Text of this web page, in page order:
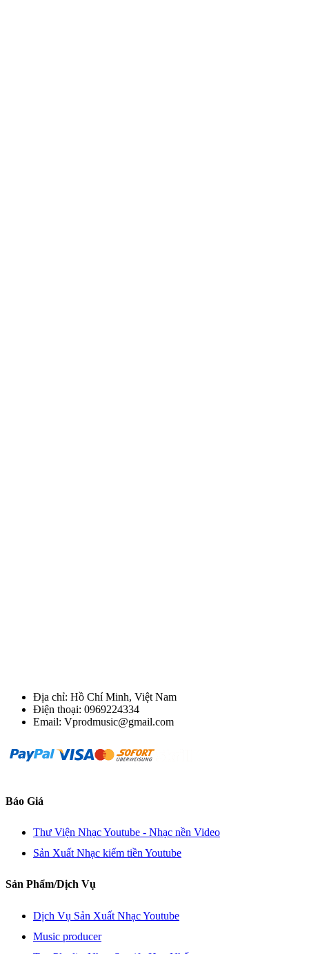
Địa chỉ: Hồ Chí Minh, Việt Nam
Điện thoại: 0969224334
Email: Vprodmusic@gmail.com
Báo Giá
Thư Viện Nhạc Youtube - Nhạc nền Video
Sản Xuất Nhạc kiếm tiền Youtube
Sản Phẩm/Dịch Vụ
Dịch Vụ Sản Xuất Nhạc Youtube
Music producer